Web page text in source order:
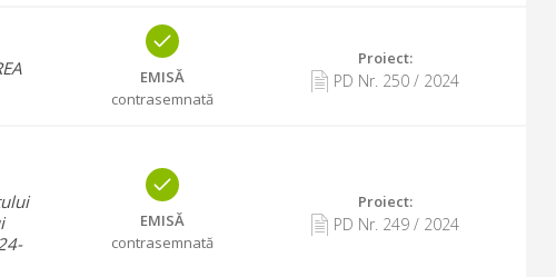
EMISĂ
contrasemnată
Proiect:
PD Nr. 250/ 2024
EMISĂ
contrasemnată
Proiect:
PD Nr. 249/ 2024